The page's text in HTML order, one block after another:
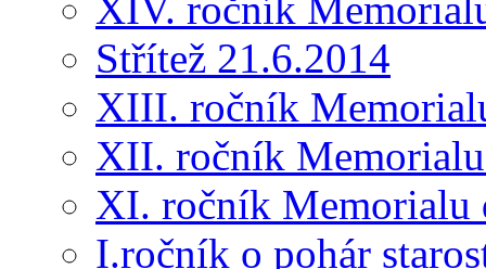
Střítež 21.6.2014
XIII. ročník
XII. ročník
XI. ročník Memorialu
I.ročník o pohár